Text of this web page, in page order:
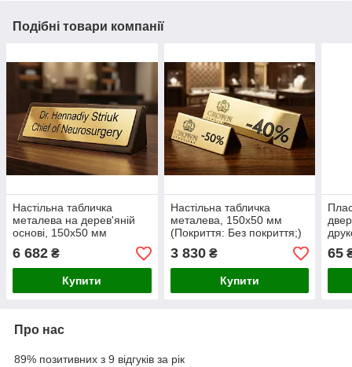
Подібні товари компанії
Настільна табличка
металева на дерев'яній
основі, 150х50 мм
(Покриття: Без покриття; )
6 682 ₴
Купити
Настільна табличка
металева, 150х50 мм
(Покриття: Без покриття;)
3 830₴
Купити
на
65
Про нас
89% позитивних з 9 відгуків за рік